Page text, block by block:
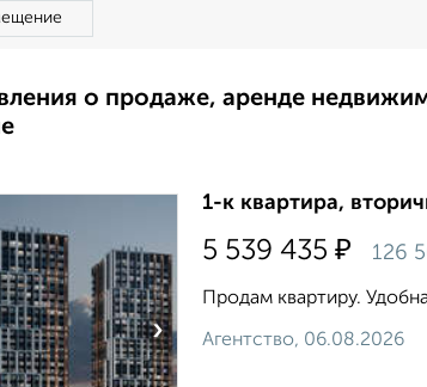
о продаже, аренде
›
1-к квартира,
5 539 435 ₽ 126
Продам квартиру.
Агентство, 06.08.2026